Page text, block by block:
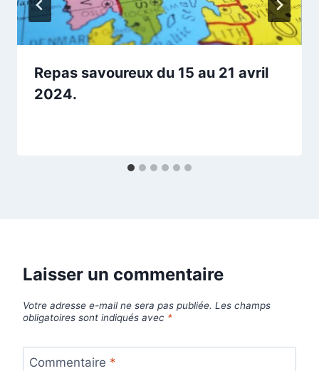
Repas savoureux du 15 au 21 avril
2024.
Laisser un commentaire
Votre adresse e-mail ne sera pas publiée. Les champs
obligatoires sont indiqués avec *
Commentaire *